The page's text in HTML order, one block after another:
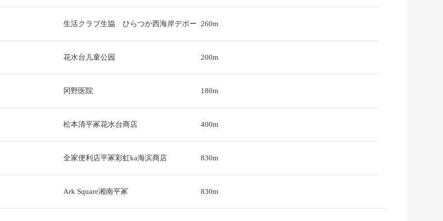
生活クラブ生協 ひらつか西海岸デポー 260m
花水台儿童公园 200m
冈野医院 180m
松本清平冢花水台商店 400m
全家便利店平冢彩虹ka海滨商店 830m
Ark Square湘南平冢 830m